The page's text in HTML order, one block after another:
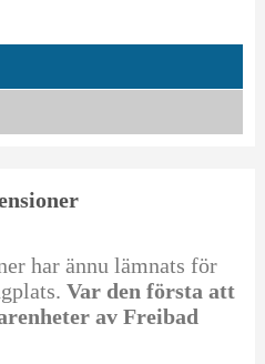
har ännu lämnats för
Var den första att
av Freibad